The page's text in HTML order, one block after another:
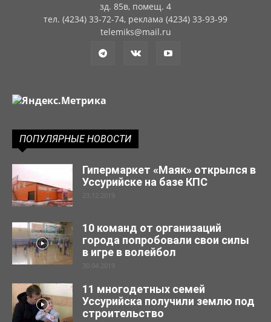
зд. 85в, помещ. 4
тел. (4234) 33-72-74, реклама (4234) 33-93-99
telemiks@mail.ru
ПОПУЛЯРНЫЕ НОВОСТИ
Гипермаркет «Маяк» открылся в
Уссурийске на базе КПС
23.12.2019
10 команд от организаций
города попробовали свои силы
в игре в волейбол
30.04.2019
11 многодетных семей
Уссурийска получили землю под
строительство